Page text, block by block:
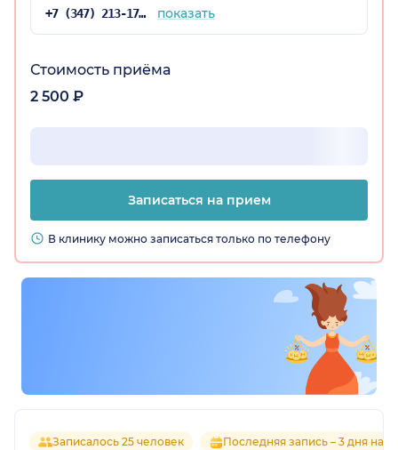
+7 (347) 213-17-56 показать
Стоимость приёма
2 500 ₽
Записаться на прием
В клинику можно записаться только по телефону
Записалось 25 человек Последняя запись – 3 дня